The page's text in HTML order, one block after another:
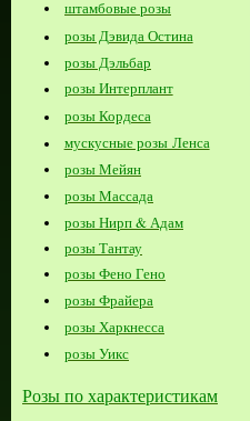
штамбовые розы
розы Дэвида Остина
розы Дэльбар
розы Интерплант
розы Кордеса
мускусные розы Ленса
розы Мейян
розы Массада
розы Нирп & Адам
розы Тантау
розы Фено Гено
розы Фрайера
розы Харкнесса
розы Уикс
Розы по характеристикам